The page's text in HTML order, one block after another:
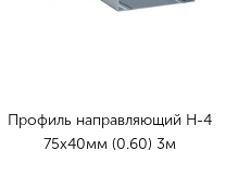
Профиль направляющий Н-4
75х40мм (0.60) 3м